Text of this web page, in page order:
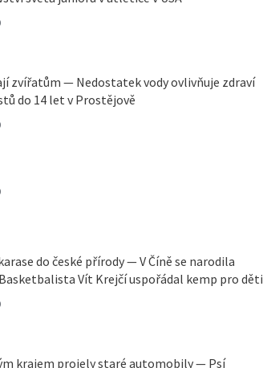
zvířatům — Nedostatek vody ovlivňuje zdraví
do 14 let v Prostějově
do české přírody — V Číně se narodila
Vít Krejčí uspořádal kemp pro děti
krajem projely staré automobily — Psí